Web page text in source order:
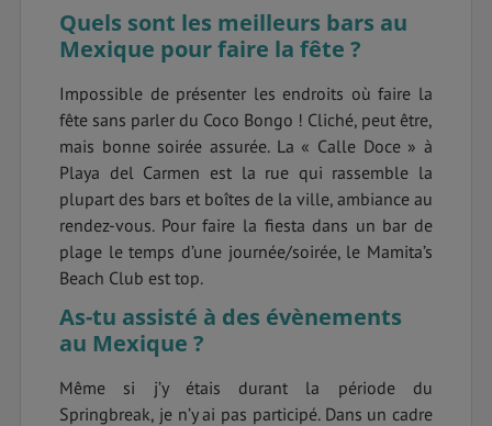
Quels sont les meilleurs bars au
Mexique pour faire la fête ?
Impossible de présenter les endroits où faire la
fête sans parler du Coco Bongo ! Cliché, peut être,
mais bonne soirée assurée. La « Calle Doce » à
Playa del Carmen est la rue qui rassemble la
plupart des bars et boîtes de la ville, ambiance au
rendez-vous. Pour faire la fiesta dans un bar de
plage le temps d’une journée/soirée, le Mamita’s
Beach Club est top.
As-tu assisté à des évènements
au Mexique ?
Même si j’y étais durant la période du
Springbreak, je n’y ai pas participé. Dans un cadre